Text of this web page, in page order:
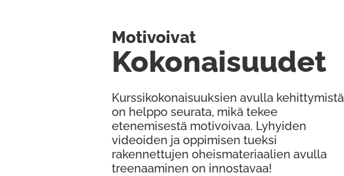
Kurssikokonaisuuksien avulla kehittymistä
on helppo seurata, mikä tekee
etenemisestä motivoivaa. Lyhyiden
videoiden ja oppimisen tueksi
rakennettujen oheismateriaalien avulla
treenaaminen on innostavaa!
Kokonaisuudet
Motivoivat